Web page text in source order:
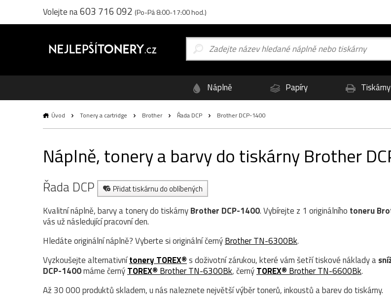
Volejte na603 716 092 (Po-Pá 8:00-17:00 hod.)
Náplně Papíry Tiskárny
Úvod Tonery a cartridge Brother Řada DCP Brother DCP-1400
Náplně, tonery a barvy do tiskárny Brother
Řada DCP Přidat tiskárnu do oblíbených
Kvalitní náplně, barvy a tonery do tiskárnyBrother DCP-1400. Vybírejte z 1 originálního toneru
vás už následující pracovní den.
Hledáte originální náplně? Vyberte si originální černýBrother TN-6300Bk.
Vyzkoušejte alternativnítonery TOREX®s doživotní zárukou, které vám šetří tiskové náklady a
DCP-1400máme černýTOREX® Brother TN-6300Bk, černýTOREX® Brother TN-6600Bk.
Až 30 000 produktů skladem, u nás naleznete největší výběr tonerů, inkoustů a barev do tiskárny.